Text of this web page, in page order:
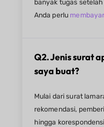
banyak tugas
Anda perlu
Q2. Jenis surat
saya buat?
Mulai dari surat
rekomendasi,
hingga